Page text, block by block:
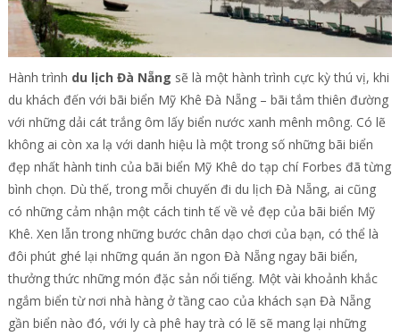
Hành trình du lịch Đà Nẵng sẽ là một hành trình cực kỳ thú vị, khi
du khách đến với bãi biển Mỹ Khê Đà Nẵng – bãi tắm thiên đường
với những dải cát trắng ôm lấy biển nước xanh mênh mông. Có lẽ
không ai còn xa lạ với danh hiệu là một trong số những bãi biển
đẹp nhất hành tinh của bãi biển Mỹ Khê do tạp chí Forbes đã từng
bình chọn. Dù thế, trong mỗi chuyến đi du lịch Đà Nẵng, ai cũng
có những cảm nhận một cách tinh tế về vẻ đẹp của bãi biển Mỹ
Khê. Xen lẫn trong những bước chân dạo chơi của bạn, có thể là
đôi phút ghé lại những quán ăn ngon Đà Nẵng ngay bãi biển,
thưởng thức những món đặc sản nổi tiếng. Một vài khoảnh khắc
ngắm biển từ nơi nhà hàng ở tầng cao của khách sạn Đà Nẵng
gần biển nào đó, với ly cà phê hay trà có lẽ sẽ mang lại những